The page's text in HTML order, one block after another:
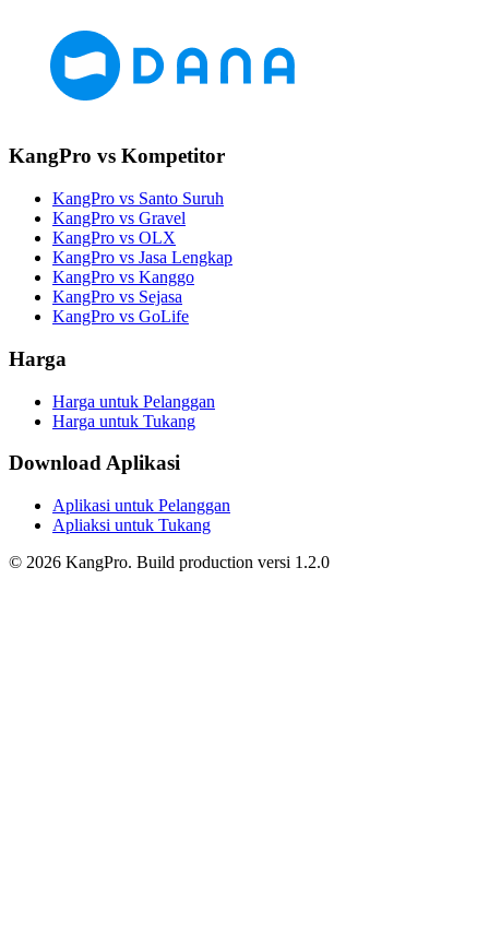
KangPro vs Kompetitor
KangPro vs Santo Suruh
KangPro vs Gravel
KangPro vs OLX
KangPro vs Jasa Lengkap
KangPro vs Kanggo
KangPro vs Sejasa
KangPro vs GoLife
Harga
Harga untuk Pelanggan
Harga untuk Tukang
Download Aplikasi
Aplikasi untuk Pelanggan
Apliaksi untuk Tukang
© 2026 KangPro. Build production versi 1.2.0